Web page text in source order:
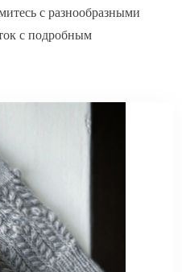
с разнообразными
с подробным